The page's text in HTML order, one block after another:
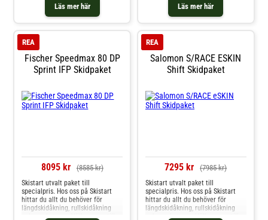
Läs mer här Läs mer här
Fischer Speedmax 80 DP
Sprint IFP Skidpaket
REA
8095 kr (8585 kr)
Skistart utvalt paket till
specialpris. Hos oss på Skistart
hittar du allt du behöver för
längdskidåkning, rullskidåkning
och mycket mer. Välkommen till
Salomon S/RACE ESKIN
Shift Skidpaket
REA
7295 kr (7985 kr)
Skistart utvalt paket till
specialpris. Hos oss på Skistart
hittar du allt du behöver för
längdskidåkning, rullskidåkning
och mycket mer. Välkommen till